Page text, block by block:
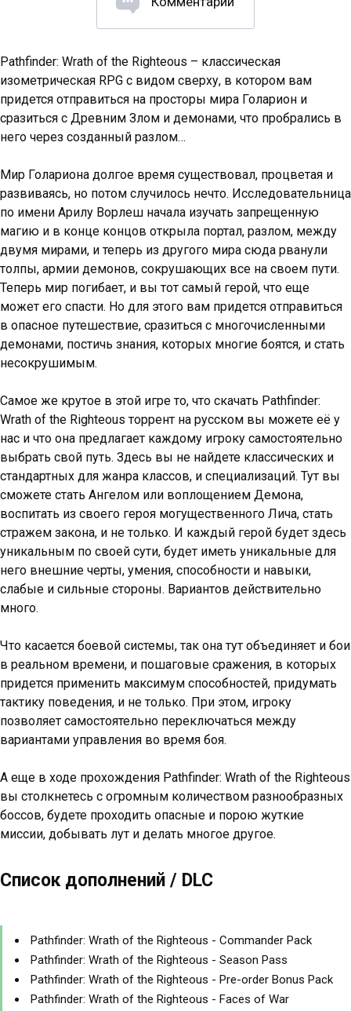
Pathfinder: Wrath of the Righteous – классическая
изометрическая RPG с видом сверху, в котором вам
придется отправиться на просторы мира Голарион и
сразиться с Древним Злом и демонами, что пробрались в
него через созданный разлом…
Мир Голариона долгое время существовал, процветая и
развиваясь, но потом случилось нечто. Исследовательница
по имени Арилу Ворлеш начала изучать запрещенную
магию и в конце концов открыла портал, разлом, между
двумя мирами, и теперь из другого мира сюда рванули
толпы, армии демонов, сокрушающих все на своем пути.
Теперь мир погибает, и вы тот самый герой, что еще
может его спасти. Но для этого вам придется отправиться
в опасное путешествие, сразиться с многочисленными
демонами, постичь знания, которых многие боятся, и стать
несокрушимым.
Самое же крутое в этой игре то, что скачать Pathfinder:
Wrath of the Righteous торрент на русском вы можете её у
нас и что она предлагает каждому игроку самостоятельно
выбрать свой путь. Здесь вы не найдете классических и
стандартных для жанра классов, и специализаций. Тут вы
сможете стать Ангелом или воплощением Демона,
воспитать из своего героя могущественного Лича, стать
стражем закона, и не только. И каждый герой будет здесь
уникальным по своей сути, будет иметь уникальные для
него внешние черты, умения, способности и навыки,
слабые и сильные стороны. Вариантов действительно
много.
Что касается боевой системы, так она тут объединяет и бои
в реальном времени, и пошаговые сражения, в которых
придется применить максимум способностей, придумать
тактику поведения, и не только. При этом, игроку
позволяет самостоятельно переключаться между
вариантами управления во время боя.
А еще в ходе прохождения Pathfinder: Wrath of the Righteous
вы столкнетесь с огромным количеством разнообразных
боссов, будете проходить опасные и порою жуткие
миссии, добывать лут и делать многое другое.
Список дополнений / DLC
Pathfinder: Wrath of the Righteous - Commander Pack
Pathfinder: Wrath of the Righteous - Season Pass
Pathfinder: Wrath of the Righteous - Pre-order Bonus Pack
Pathfinder: Wrath of the Righteous - Faces of War